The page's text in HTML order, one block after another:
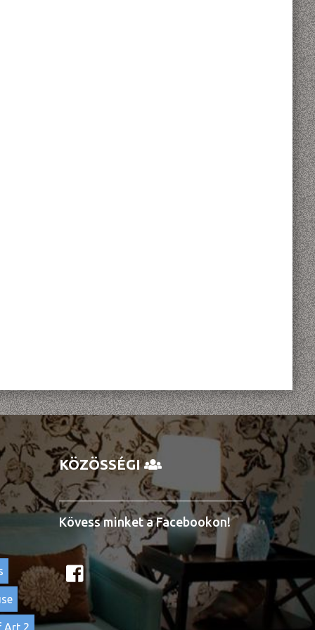
Art 2
KÖZÖSSÉGI
Kövess minket a Facebookon!